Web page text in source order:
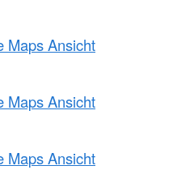
Maps Ansicht
Maps Ansicht
Maps Ansicht